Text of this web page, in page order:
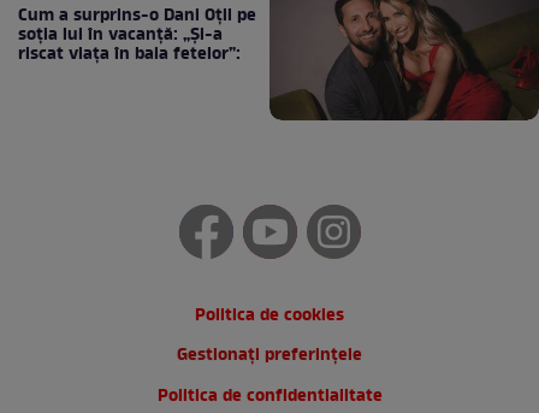
Cum a surprins-o Dani Oțil pe
soția lui în vacanță: „Și-a
riscat viața în baia fetelor”:
Politica de cookies
Gestionați preferințele
Politica de confidentialitate